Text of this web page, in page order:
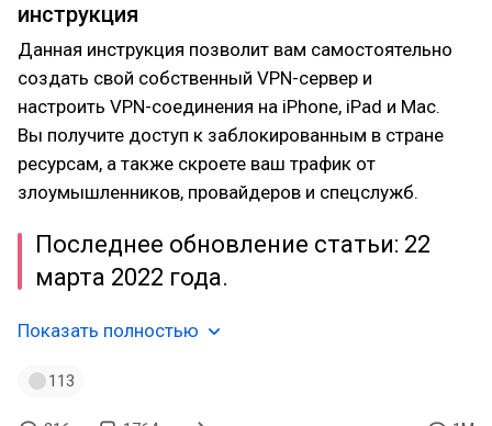
инструкция
Данная инструкция позволит вам самостоятельно
создать свой собственный VPN-сервер и
настроить VPN-соединения на iPhone, iPad и Mac.
Вы получите доступ к заблокированным в стране
ресурсам, а также скроете ваш трафик от
злоумышленников, провайдеров и спецслужб.
Последнее обновление статьи: 22
марта 2022 года.
Показать полностью
113